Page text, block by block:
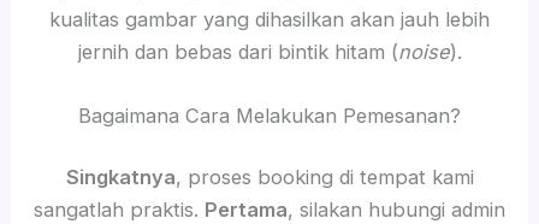
kualitas gambar yang dihasilkan akan jauh lebih
jernih dan bebas dari bintik hitam (noise).
Bagaimana Cara Melakukan Pemesanan?
Singkatnya, proses booking di tempat kami
sangatlah praktis. Pertama, silakan hubungi admin